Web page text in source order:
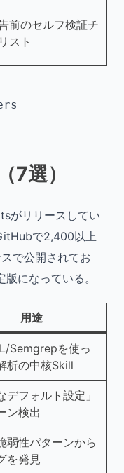
前のセルフ検証チ
スト
選）
がリリースしてい
で2,400以上
で公開されてお
になっている。
用途
Semgrepを使っ
析の中核Skill
デフォルト設定」
ン検出
弱性パターンから
を発見